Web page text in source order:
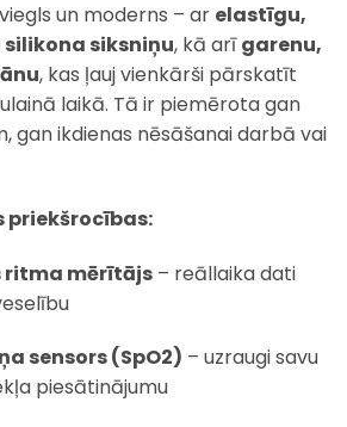
un moderns – ar elastīgu,
siksniņu, kā arīgarenu,
, kas ļauj vienkārši pārskatīt
laikā. Tā ir piemērota gan
gan ikdienas nēsāšanai darbā vai
priekšrocības:
ritma mērītājs– reāllaika dati
sensors (SpO2) – uzraugi savu
piesātinājumu